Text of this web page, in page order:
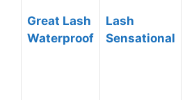
Great Lash
Waterproof
Lash
Sensational